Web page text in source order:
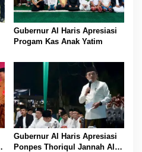
Gubernur Al Haris Apresiasi
Progam Kas Anak Yatim
Gubernur Al Haris Apresiasi
Ponpes Thoriqul Jannah Al-